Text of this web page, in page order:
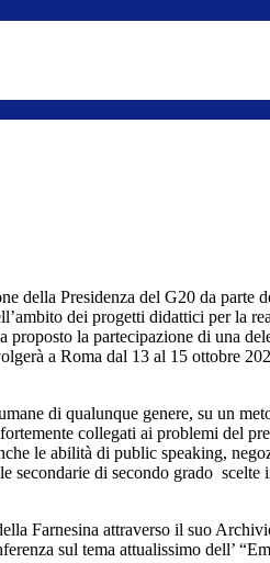
della Presidenza del G20 da parte
dei progetti didattici per la
la partecipazione di una
a Roma dal 13 al 15 ottobre
di qualunque genere, su un
collegati ai problemi del
le abilità di public speaking,
secondarie di secondo grado
Farnesina attraverso il suo
sul tema attualissimo dell’